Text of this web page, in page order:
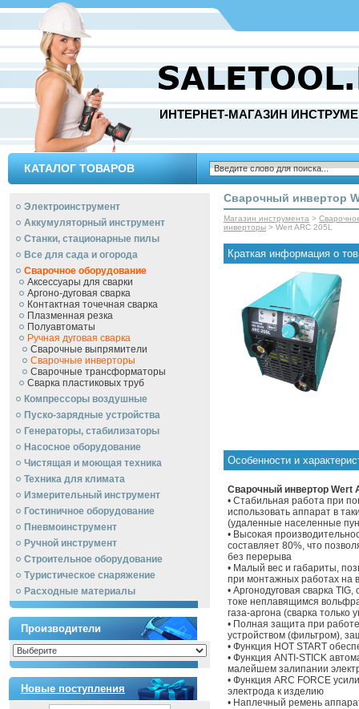
ИНТЕРНЕТ-МАГАЗИН
КАТАЛОГ ТОВАРОВ
Электроинструмент
Аккумуляторный инструмент
Станки, стационарные пилы
Все для сада и огорода
Сварочное оборудование
Аксессуары для сварки
Аргоно-дуговая сварка
Контактная точечная сварка
Плазменная резка
Полуавтоматы
Ручная дуговая сварка
Сварочные выпрямители
Сварочные инверторы
Сварочные трансформаторы
Сварка пластиковых труб
Компрессоры воздушные
Пуско-зарядные устройства
Генераторы, стабилизаторы
Насосное оборудование
Чистящая и моющая техника
Техника для климата
Измерительный инструмент
Гостиничное оборудование
Пневмоинструмент
Ручной инcтрумент
Строительное оборудование
Туристическое снаряжение
Расходные материалы
Производители
Новые поступления
Сварочный инвертор
Магазин инструмента >
инверторы > Wert ARC 205L
Краткая информация о
Особенности и
Сварочный инвертор Wert
• Стабильная работа при
использовать аппарат в
(удаленные населенные
• Высокая
составляет 80%, что
без перерыва
• Малый вес и габариты,
при монтажных работах на
• Аргонодуговая сварка
токе неплавящимся
газа-аргона (сварка
• Полная защита при
устройством (фильтром),
• Функция HOT START
• Функция ANTI-STICK
малейшем залипании
• Функция АRC FORCE
электрода к изделию
• Наплечный ремень